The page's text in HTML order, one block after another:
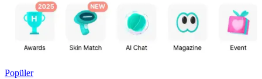
Popüler